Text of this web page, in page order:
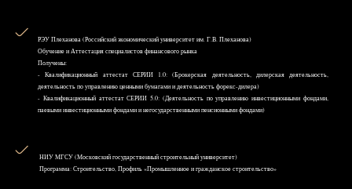
РЭУ Плеханова (Российский экономический университет им. Г.В. Плеханова)
Обучение и Аттестация специалистов финансового рынка
Получены:
- Квалификационный аттестат СЕРИИ 1.0: (Брокерская деятельность, дилерская деятельность,
деятельность по управлению ценными бумагами и деятельность форекс-дилера)
- Квалификационный аттестат СЕРИИ 5.0: (Деятельность по управлению инвестиционными фондами,
паевыми инвестиционными фондами и негосударственными пенсионными фондами)
НИУ MГСУ (Московский государственный строительный университет)
Программа: Строительство, Профиль «Промышленное и гражданское строительство»